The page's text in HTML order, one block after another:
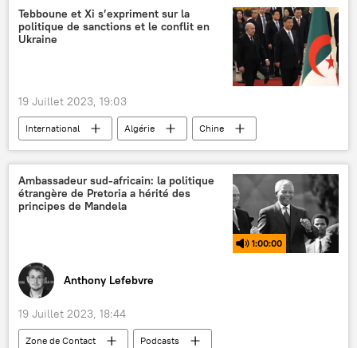
Tebboune et Xi s’expriment sur la
politique de sanctions et le conflit en
Ukraine
19 Juillet 2023, 19:03
International Algérie
Chine
Abdelmadjid Tebboune
Xi Jinping
sanctions
sécurité nationale
droit international
ONU
Ambassadeur sud-africain: la politique
étrangère de Pretoria a hérité des
principes de Mandela
1:00:00
Anthony Lefebvre
19 Juillet 2023, 18:44
Zone de Contact
Podcasts